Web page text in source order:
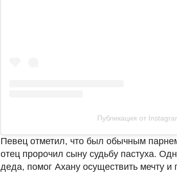
Публикация от
Певец отметил, что был обычным
отец пророчил сыну судьбу пастуха.
деда, помог Ахану осуществить мечту и